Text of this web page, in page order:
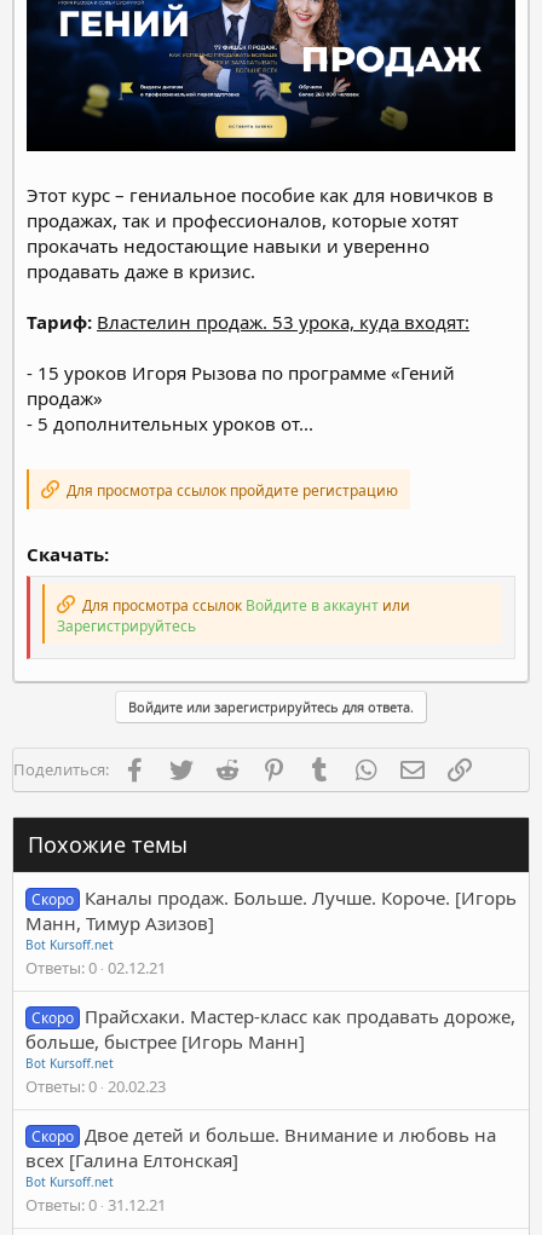
Этот курс – гениальное пособие как для новичков в
продажах, так и профессионалов, которые хотят
прокачать недостающие навыки и уверенно
продавать даже в кризис.
Тариф: Властелин продаж. 53 урока, куда входят:
- 15 уроков Игоря Рызова по программе «Гений
продаж»
- 5 дополнительных уроков от...
Для просмотра ссылок пройдите регистрацию
Скачать:
Для просмотра ссылок Войдите в аккаунт или
Зарегистрируйтесь
Войдите или зарегистрируйтесь для ответа.
Поделиться: FacebookTwitter Reddit PinterestTumblr WhatsAppЭлектронная
Похожие темы
Скоро Каналы продаж. Больше. Лучше. Короче. [Игорь
Манн, Тимур Азизов]
Bot Kursoff.net
Ответы 0 02.12.21
Скоро Прайсхаки. Мастер-класс как продавать дороже,
больше, быстрее [Игорь Манн]
Bot Kursoff.net
Ответы 0 20.02.23
Скоро Двое детей и больше. Внимание и любовь на
всех [Галина Елтонская]
Bot Kursoff.net
Ответы 0 31.12.21